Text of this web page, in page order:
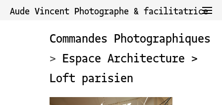
Aude Vincent Photographe & facilitatrice
Commandes Photographiques
> Espace Architecture >
Loft parisien